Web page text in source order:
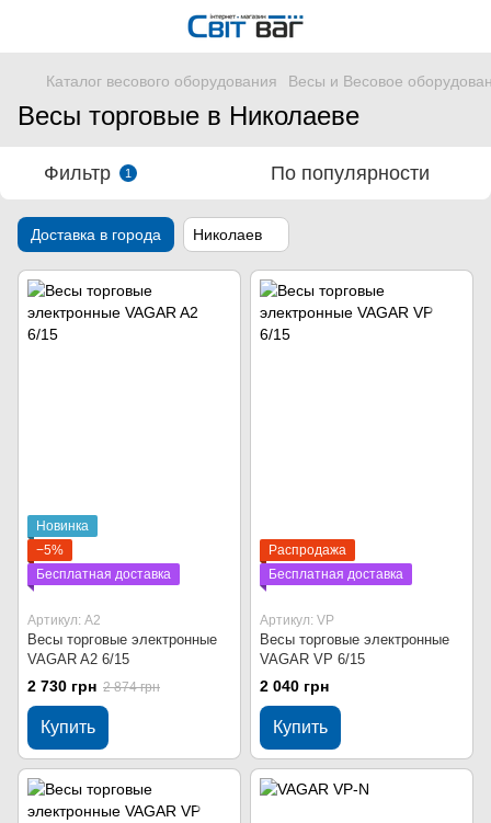
Каталог весового оборудования Весы и Весовое
Весы торговые в Николаеве
Фильтр 1 По популярности
Доставка в города Николаев
Новинка
−5%
Бесплатная доставка
Артикул: A2
Весы торговые электронные
VAGAR A2 6/15
2 730 грн 2 874 грн
Купить
Распродажа
Бесплатная доставка
Артикул: VP
Весы торговые электронные
VAGAR VP 6/15
2 040 грн
Купить